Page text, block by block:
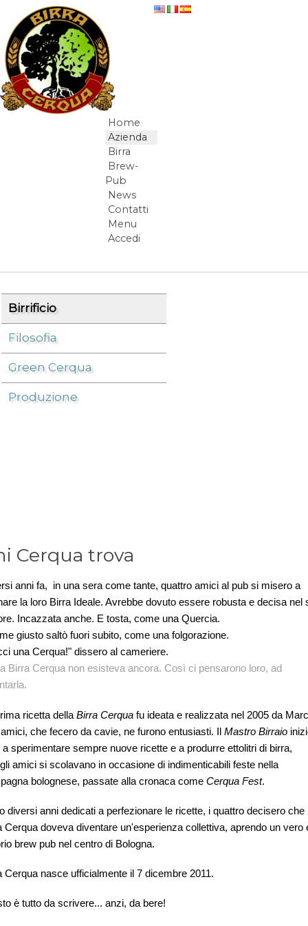
Salta al contenuto
Il Birrificio CerquaNavigazione
Home
Azienda
Birra
Brew-
Pub
News
Contatti
Menu
Accedi
Elementi Navigazione
Azienda / Birrificio
Birrificio
Filosofia
Green Cerqua
Produzione
Cerqua trova
anni fa, in una sera come tante, quattro amici al pub si misero a
la loro Birra Ideale. Avrebbe dovuto essere robusta e decisa nel
Incazzata anche. E tosta, come una Quercia.
giusto saltò fuori subito, come una folgorazione.
una Cerqua!" dissero al cameriere.
Birra Cerqua non esisteva ancora. Così ci pensarono loro, ad
ricetta dellaBirra Cerquafu ideata e realizzata nel 2005 da
che fecero da cavie, ne furono entusiasti. IlMastro Birraio
sperimentare sempre nuove ricette e a produrre ettolitri di birra,
amici si scolavano in occasione di indimenticabili feste nella
bolognese, passate alla cronaca comeCerqua Fest.
diversi anni dedicati a perfezionare le ricette, i quattro decisero che
Cerqua doveva diventare un'esperienza collettiva, aprendo un vero
brew pub nel centro di Bologna.
Cerqua nasce ufficialmente il 7 dicembre 2011.
è tutto da scrivere... anzi, da bere!